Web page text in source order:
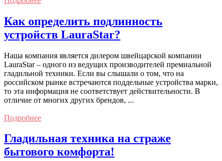
Как определить подлинность
устройств LauraStar?
Наша компания является дилером швейцарской компании
LauraStar – одного из ведущих производителей премиальной
гладильной техники. Если вы слышали о том, что на
российском рынке встречаются поддельные устройства марки,
то эта информация не соответствует действительности. В
отличие от многих других брендов, ...
Подробнее
Гладильная техника на страже
бытового комфорта!